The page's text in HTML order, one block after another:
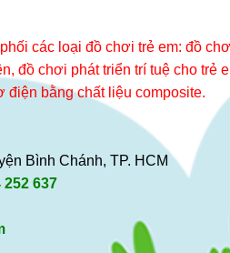
các loại đồ chơi trẻ em: đồ
đồ chơi phát triển trí tuệ cho trẻ
bằng chất liệu composite.
Bình Chánh, TP. HCM
252 637